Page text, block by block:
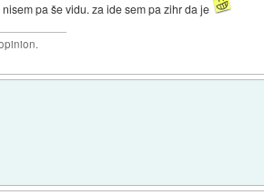
pa še vidu. za ide sem pa zihr da je